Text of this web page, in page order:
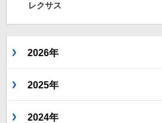
レクサス
2026年
2025年
2024年